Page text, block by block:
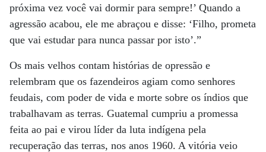
próxima vez você vai dormir para sempre!’ Quando a
agressão acabou, ele me abraçou e disse: ‘Filho, prometa
que vai estudar para nunca passar por isto’.”
Os mais velhos contam histórias de opressão e
relembram que os fazendeiros agiam como senhores
feudais, com poder de vida e morte sobre os índios que
trabalhavam as terras. Guatemal cumpriu a promessa
feita ao pai e virou líder da luta indígena pela
recuperação das terras, nos anos 1960. A vitória veio